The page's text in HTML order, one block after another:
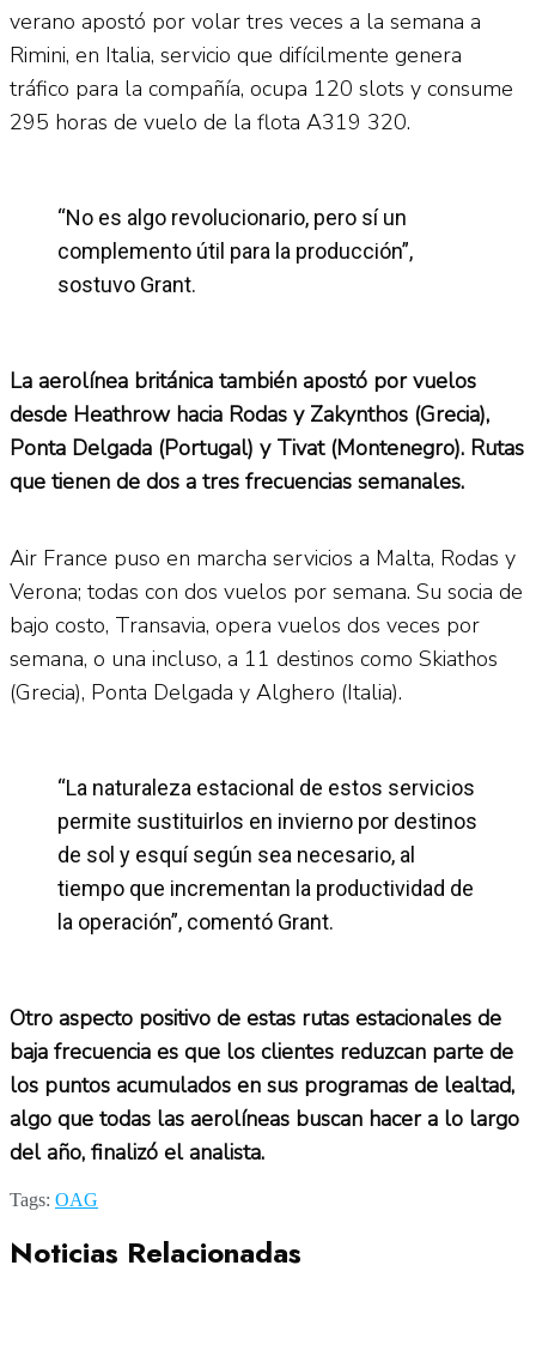
verano apostó por volar tres veces a la semana a
Rimini, en Italia, servicio que difícilmente genera
tráfico para la compañía, ocupa 120 slots y consume
295 horas de vuelo de la flota A319 320.
“No es algo revolucionario, pero sí un
complemento útil para la producción”,
sostuvo Grant.
La aerolínea británica también apostó por vuelos
desde Heathrow hacia Rodas y Zakynthos (Grecia),
Ponta Delgada (Portugal) y Tivat (Montenegro). Rutas
que tienen de dos a tres frecuencias semanales.
Air France puso en marcha servicios a Malta, Rodas y
Verona; todas con dos vuelos por semana. Su socia de
bajo costo, Transavia, opera vuelos dos veces por
semana, o una incluso, a 11 destinos como Skiathos
(Grecia), Ponta Delgada y Alghero (Italia).
“La naturaleza estacional de estos servicios
permite sustituirlos en invierno por destinos
de sol y esquí según sea necesario, al
tiempo que incrementan la productividad de
la operación”, comentó Grant.
Otro aspecto positivo de estas rutas estacionales de
baja frecuencia es que los clientes reduzcan parte de
los puntos acumulados en sus programas de lealtad,
algo que todas las aerolíneas buscan hacer a lo largo
del año, finalizó el analista.
Tags: OAG
Noticias Relacionadas